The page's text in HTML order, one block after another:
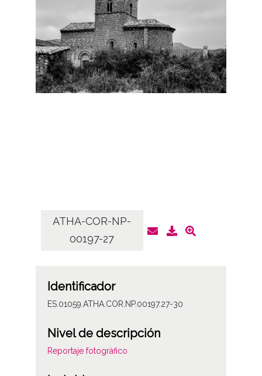
ATHA-COR-NP-
00197-27
Identificador
ES.01059.ATHA.COR.NP.00197.27-30
Nivel de descripción
Reportaje fotográfico